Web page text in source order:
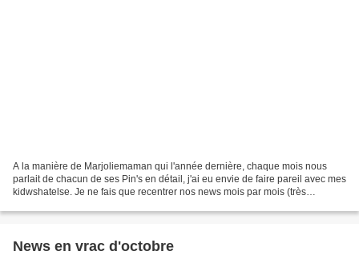
A la manière de Marjoliemaman qui l'année dernière, chaque mois nous
parlait de chacun de ses Pin's en détail, j'ai eu envie de faire pareil avec mes
kidwshatelse. Je ne fais que recentrer nos news mois par mois (très
News en vrac d'octobre